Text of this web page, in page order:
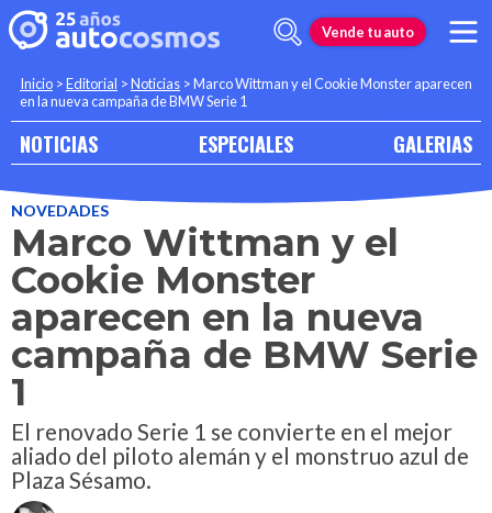
Vende tu auto
Inicio >Editorial >Noticias >Marco Wittman y el Cookie Monster aparecen
en la nueva campaña de BMW Serie 1
NOTICIAS ESPECIALES GALERIAS
NOVEDADES
Marco Wittman y el
Cookie Monster
aparecen en la nueva
campaña de BMW Serie
1
El renovado Serie 1 se convierte en el mejor
aliado del piloto alemán y el monstruo azul de
Plaza Sésamo.